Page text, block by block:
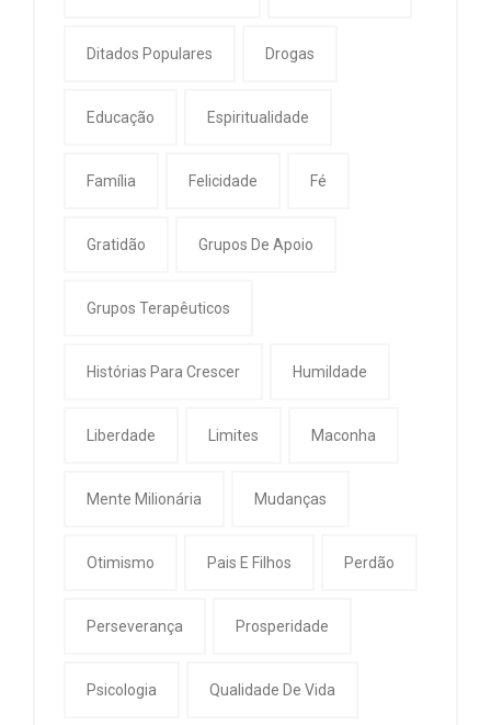
Ditados Populares Drogas
Educação Espiritualidade
Família Felicidade Fé
Gratidão Grupos De Apoio
Grupos Terapêuticos
Histórias Para Crescer Humildade
Liberdade Limites Maconha
Mente Milionária Mudanças
Otimismo Pais E Filhos Perdão
Perseverança Prosperidade
Psicologia Qualidade De Vida